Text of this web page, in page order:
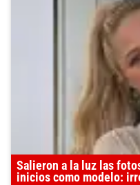
Salieron a la luz las
inicios como modelo: